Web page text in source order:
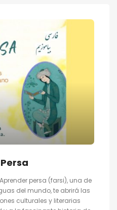
persa (farsi), una de
del mundo, te abrirá las
culturales y literarias